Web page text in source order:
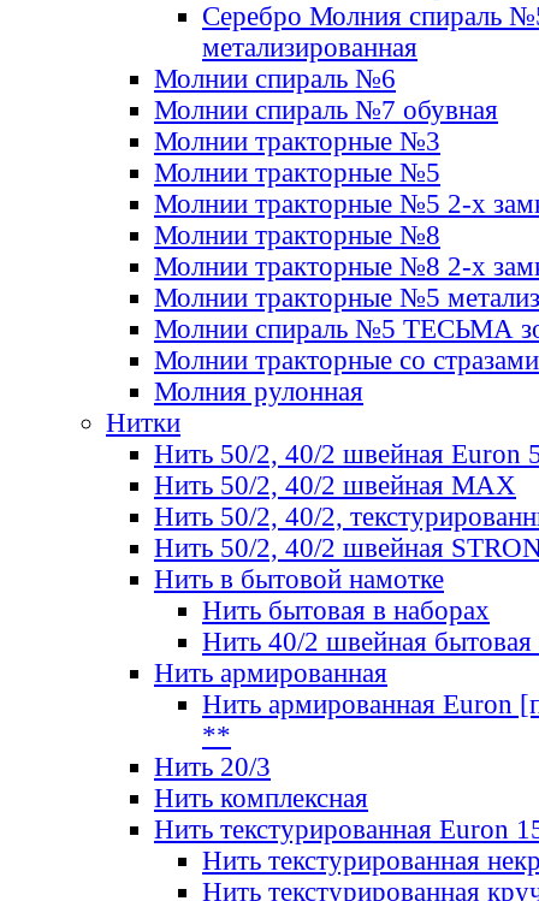
Серебро Молния спираль
метализированная
Молнии спираль №6
Молнии спираль №7 обувная
Молнии тракторные №3
Молнии тракторные №5
Молнии тракторные №5 2-х
Молнии тракторные №8
Молнии тракторные №8 2-х
Молнии тракторные №5
Молнии спираль №5 ТЕСЬМА
Молнии тракторные со стразами
Молния рулонная
Нитки
Нить 50/2, 40/2 швейная Euron
Нить 50/2, 40/2 швейная МАХ
Нить 50/2, 40/2,
Нить 50/2, 40/2 швейная
Нить в бытовой намотке
Нить бытовая в наборах
Нить 40/2 швейная бытовая
Нить армированная
Нить армированная Euron
**
Нить 20/3
Нить комплексная
Нить текстурированная Euron
Нить текстурированная
Нить текстурированная